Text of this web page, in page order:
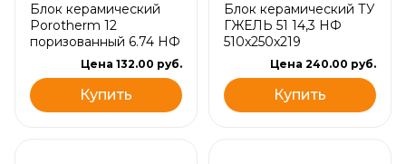
Блок керамический
Porotherm 12
поризованный 6.74 НФ
Цена 132.00 руб.
Купить
Блок керамический ТУ
ГЖЕЛЬ 51 14,3 НФ
510х250х219
Цена 240.00 руб.
Купить